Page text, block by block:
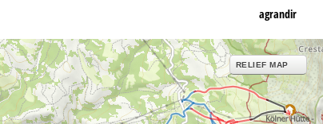
agrandir
RELIEF MAP